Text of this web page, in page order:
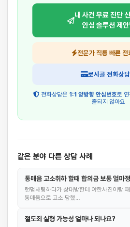
내 사건 무료 진단
안심 솔루션 제안
전문가 직통 빠른 전
로시콜 전화상
전화상담은 1:1 양방향 안심번호로
출되지 않아요
같은 분야 다른 상담 사례
통매음 고소취하 할때 합의금 보통 얼마
랜덤채팅하다가 상대방한테 야한사진이랑
통매음으로 고소 당했…
절도죄 실형 가능성 얼마나 되나요?